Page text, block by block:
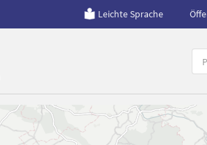
Leichte Sprache